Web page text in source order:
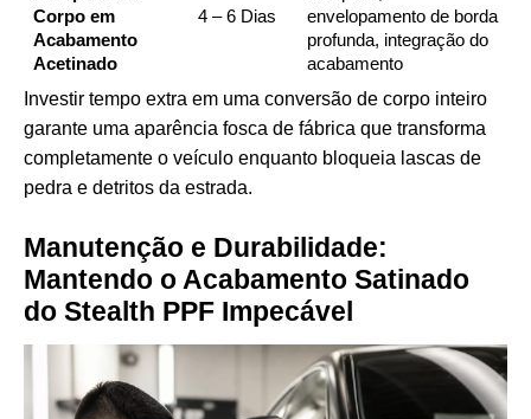
Corpo em
Acabamento
Acetinado
4 – 6 Dias
envelopamento de borda
profunda, integração do
acabamento
Investir tempo extra em uma conversão de corpo inteiro
garante uma aparência fosca de fábrica que transforma
completamente o veículo enquanto bloqueia lascas de
pedra e detritos da estrada.
Manutenção e Durabilidade:
Mantendo o Acabamento Satinado
do Stealth PPF Impecável